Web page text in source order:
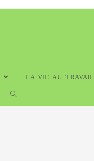
LA VIE AU TRAVAIL